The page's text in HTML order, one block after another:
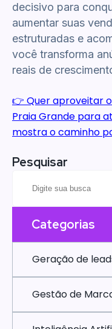
decisivo para
aumentar suas
estruturadas e
você transforma
reais de
👉 Quer aproveitar
Praia Grande para
mostra o caminho
Pesquisar
Categorias
Geração de
Gestão de